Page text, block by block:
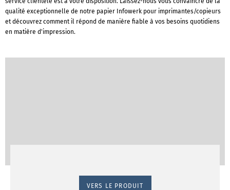
qualité exceptionnelle de notre papier Infowerk pour imprimantes/copieurs
et découvrez comment il répond de manière fiable à vos besoins quotidiens
en matière d'impression.
VERS LE PRODUIT